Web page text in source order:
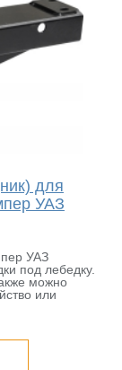
для
УАЗ
УАЗ
под лебедку.
можно
или